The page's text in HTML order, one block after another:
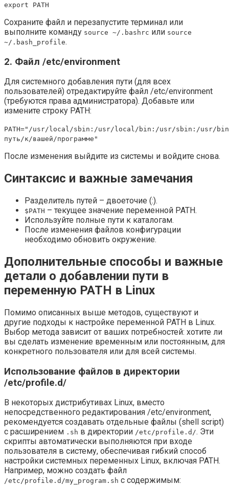
export PATH
Сохраните файл и перезапустите терминал или
выполните команду source ~/.bashrc или source
~/.bash_profile.
2. Файл /etc/environment
Для системного добавления пути (для всех
пользователей) отредактируйте файл /etc/environment
(требуются права администратора). Добавьте или
измените строку PATH:
PATH="/usr/local/sbin:/usr/local/bin:/usr/sbin:/usr/
путь/к/вашей/программе"
После изменения выйдите из системы и войдите снова.
Синтаксис и важные замечания
Разделитель путей – двоеточие (:).
$PATH – текущее значение переменной PATH.
Используйте полные пути к каталогам.
После изменения файлов конфигурации
необходимо обновить окружение.
Дополнительные способы и важные
детали о добавлении пути в
переменную PATH в Linux
Помимо описанных выше методов, существуют и
другие подходы к настройке переменной PATH в Linux.
Выбор метода зависит от ваших потребностей: хотите ли
вы сделать изменение временным или постоянным, для
конкретного пользователя или для всей системы.
Использование файлов в директории
/etc/profile.d/
В некоторых дистрибутивах Linux, вместо
непосредственного редактирования /etc/environment,
рекомендуется создавать отдельные файлы (shell script)
с расширением .sh в директории /etc/profile.d/. Эти
скрипты автоматически выполняются при входе
пользователя в систему, обеспечивая гибкий способ
настройки системных переменных Linux, включая PATH.
Например, можно создать файл
/etc/profile.d/my_program.sh с содержимым: